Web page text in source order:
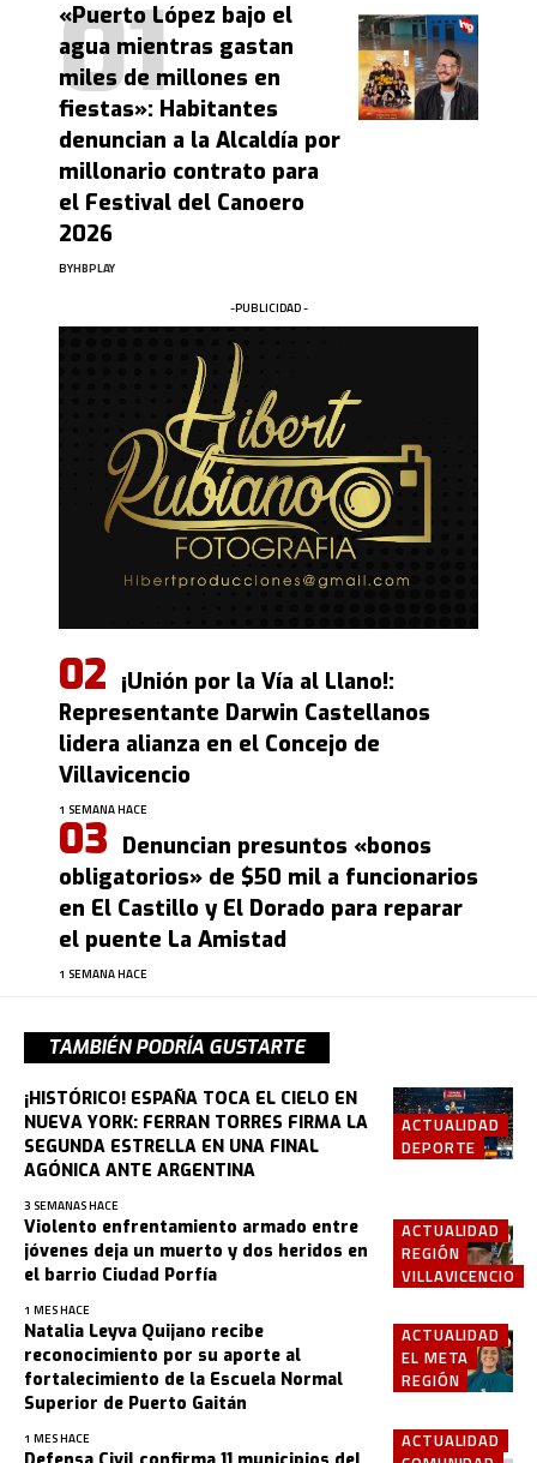
«Puerto López bajo el
agua mientras gastan
miles de millones en
fiestas»: Habitantes
denuncian a la Alcaldía por
millonario contrato para
el Festival del Canoero
2026
BYHBPLAY
-PUBLICIDAD -
¡Unión por la Vía al Llano!:
Representante Darwin Castellanos
lidera alianza en el Concejo de
Villavicencio
1 SEMANA HACE
Denuncian presuntos «bonos
obligatorios» de $50 mil a funcionarios
en El Castillo y El Dorado para reparar
el puente La Amistad
1 SEMANA HACE
TAMBIÉN PODRÍA GUSTARTE
ACTUALIDAD
DEPORTE
¡HISTÓRICO! ESPAÑA TOCA EL CIELO EN
NUEVA YORK: FERRAN TORRES FIRMA LA
SEGUNDA ESTRELLA EN UNA FINAL
AGÓNICA ANTE ARGENTINA
3 SEMANAS HACE
ACTUALIDAD
REGIÓN
VILLAVICENCIO
Violento enfrentamiento armado entre
jóvenes deja un muerto y dos heridos en
el barrio Ciudad Porfía
1 MES HACE
ACTUALIDAD
EL META
REGIÓN
Natalia Leyva Quijano recibe
reconocimiento por su aporte al
fortalecimiento de la Escuela Normal
Superior de Puerto Gaitán
1 MES HACE
ACTUALIDAD